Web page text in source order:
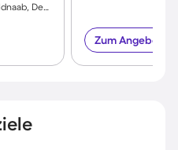
Tännesberg, Neustadt a.d.Waldnaab, Deutschland
Zum Angebot